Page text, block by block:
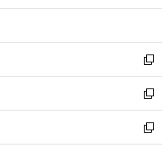
開
ウ
開
く
ン
ウ
で
開
く
ウ
ン
ド
ウ
で
開
く
新
し
い
ウ
ィ
ン
新
し
い
ウ
新
し